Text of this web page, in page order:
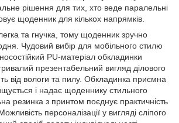
рішення для тих, хто веде паралельні
щоденник для кількох напрямків.
та гнучка, тому щоденник зручно
Чудовий вибір для мобільного стилю
PU-матеріал обкладинки
презентабельний вигляд ділового
від вологи та пилу. Обкладинка приємна
і надає щоденнику стильного
резинка з принтом поєднує практичність
персоналізації у вигляді сліпого